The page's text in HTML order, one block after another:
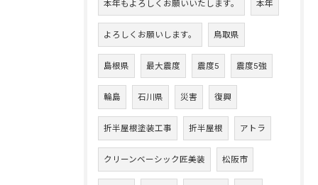
本年もよろしくお願いいたします。 本年
よろしくお願いします。 鳥取県
島根県 最大震度 震度5 震度5強
輪島 石川県 災害 復興
折半屋根塗装工事 折半屋根 アトラ
クリーンベーシック匠美装 松阪市